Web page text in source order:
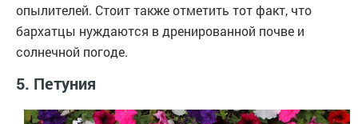
опылителей. Стоит также отметить тот факт, что
бархатцы нуждаются в дренированной почве и
солнечной погоде.
5. Петуния